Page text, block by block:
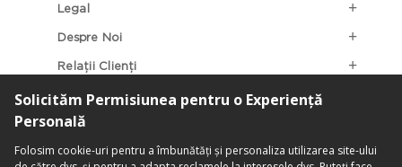
Legal
Despre Noi
Relații Clienți
Categorii Populare
Localizarea Magazinelor